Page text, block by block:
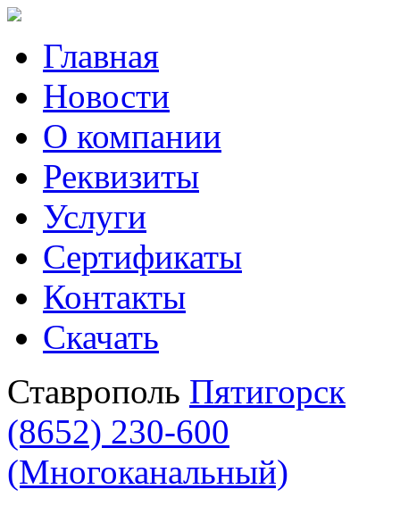
Главная
Новости
О компании
Реквизиты
Услуги
Сертификаты
Контакты
Скачать
Ставрополь Пятигорск
(8652) 230-600
(Многоканальный)